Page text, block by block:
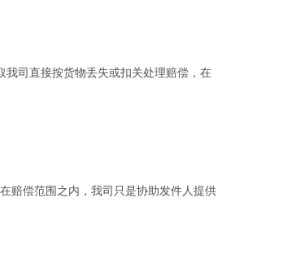
司直接按货物丢失或扣关处理赔偿，在
赔偿范围之内，我司只是协助发件人提供